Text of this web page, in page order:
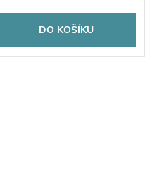
DO KOŠÍKU